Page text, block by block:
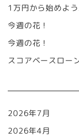
1万円から始めよ
今週の花！
今週の花！
スコアベースロー
2026年7月
2026年4月